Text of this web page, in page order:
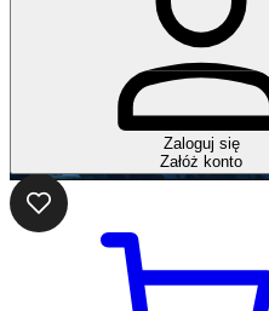
Zaloguj się
Załóż konto